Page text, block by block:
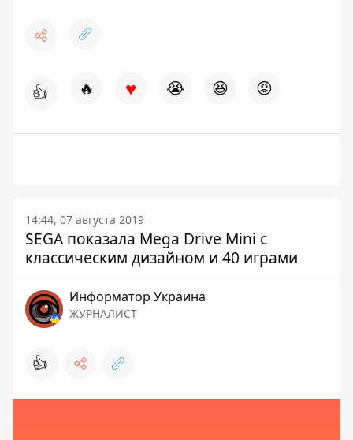
👍 🔥 ♥ 😭 😆 😡
14:44, 07 августа 2019
SEGA показала Mega Drive Mini с
классическим дизайном и 40 играми
Информатор Украина
ЖУРНАЛИСТ
👍